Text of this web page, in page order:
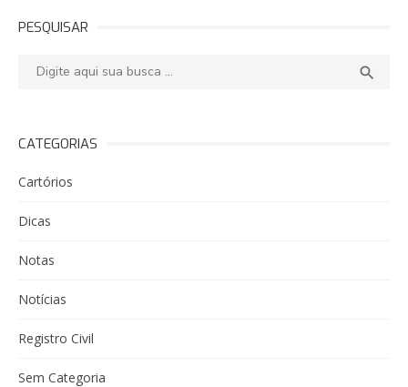
PESQUISAR
Pesquisar: 
CATEGORIAS
Cartórios
Dicas
Notas
Notícias
Registro Civil
Sem Categoria